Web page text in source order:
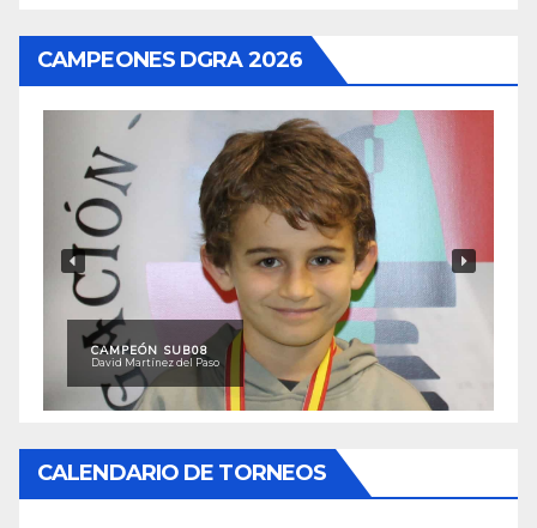
CAMPEONES DGRA 2026
CAMPEÓN SUB08
David Martínez del Paso
CALENDARIO DE TORNEOS